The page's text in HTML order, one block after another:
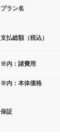
プラン名
支払総額（税込）
※内：諸費用
※内：本体価格
保証